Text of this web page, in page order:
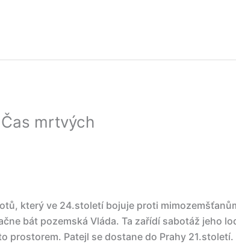
mrtvých
který ve 24.století bojuje proti
bát pozemská Vláda. Ta zařídí sabotáž jeho
prostorem. Patejl se dostane do Prahy 21.století.